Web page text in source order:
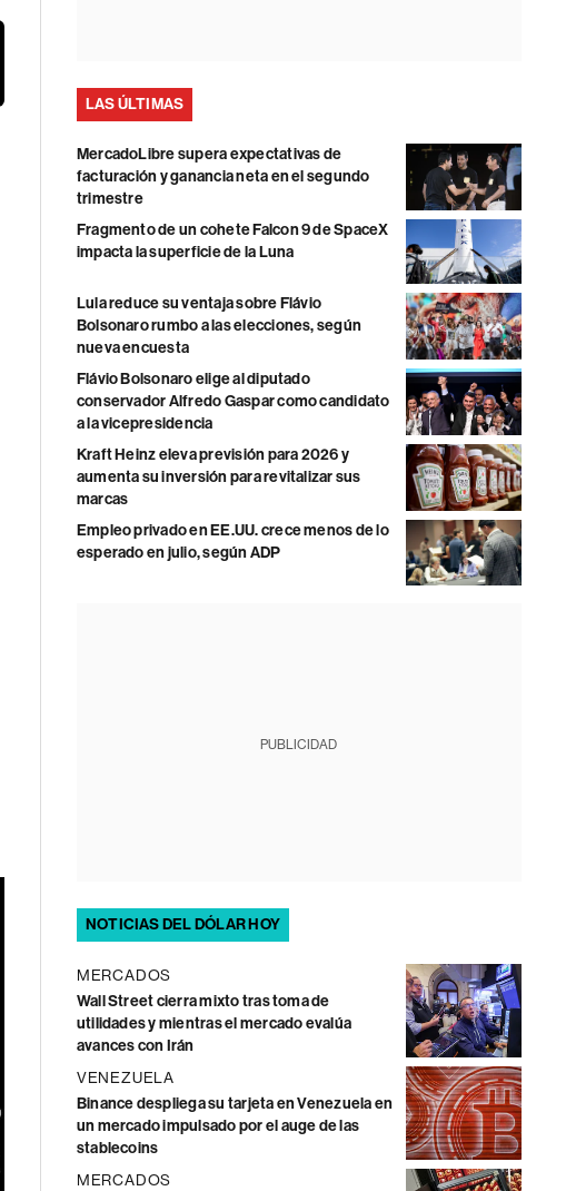
LAS ÚLTIMAS
MercadoLibre supera expectativas de
facturación y ganancia neta en el segundo
trimestre
Fragmento de un cohete Falcon 9 de SpaceX
impacta la superficie de la Luna
Lula reduce su ventaja sobre Flávio
Bolsonaro rumbo a las elecciones, según
nueva encuesta
Flávio Bolsonaro elige al diputado
conservador Alfredo Gaspar como candidato
a la vicepresidencia
Kraft Heinz eleva previsión para 2026 y
aumenta su inversión para revitalizar sus
marcas
Empleo privado en EE.UU. crece menos de lo
esperado en julio, según ADP
PUBLICIDAD
NOTICIAS DEL DÓLAR HOY
MERCADOS
Wall Street cierra mixto tras toma de
utilidades y mientras el mercado evalúa
avances con Irán
VENEZUELA
Binance despliega su tarjeta en Venezuela en
un mercado impulsado por el auge de las
stablecoins
MERCADOS